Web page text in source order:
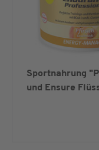
Sportnahrung
und Ensure